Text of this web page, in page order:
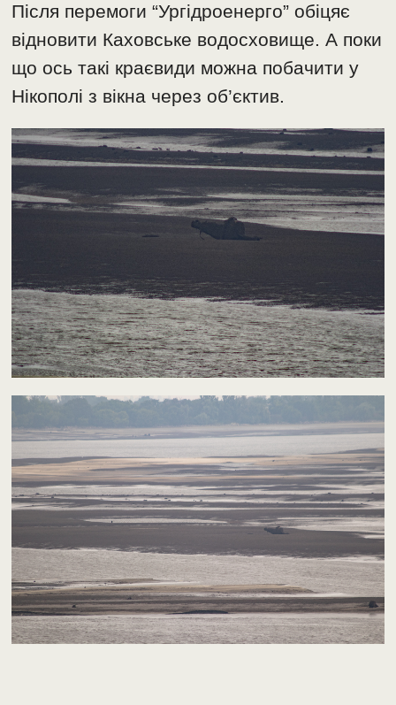
Після перемоги “Ургідроенерго” обіцяє
відновити Каховське водосховище. А поки
що ось такі краєвиди можна побачити у
Нікополі з вікна через об’єктив.